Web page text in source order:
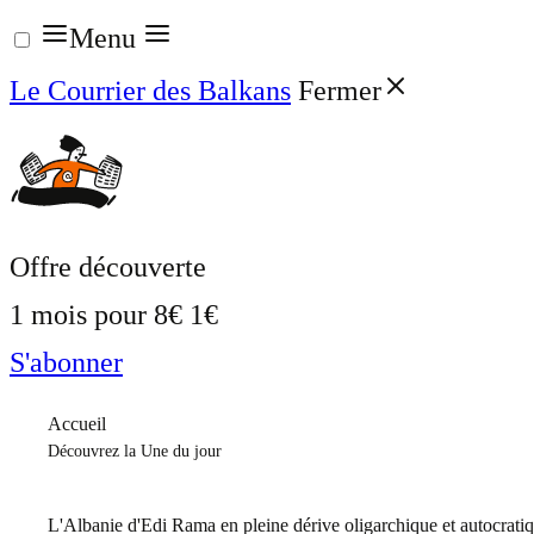
Aller
au
contenu
Menu
Le Courrier des Balkans Fermer
Offre découverte
1 mois pour 8€ 1€
S'abonner
Accueil
Découvrez la Une du jour
L'Albanie d'Edi Rama en pleine dérive oligarchique et